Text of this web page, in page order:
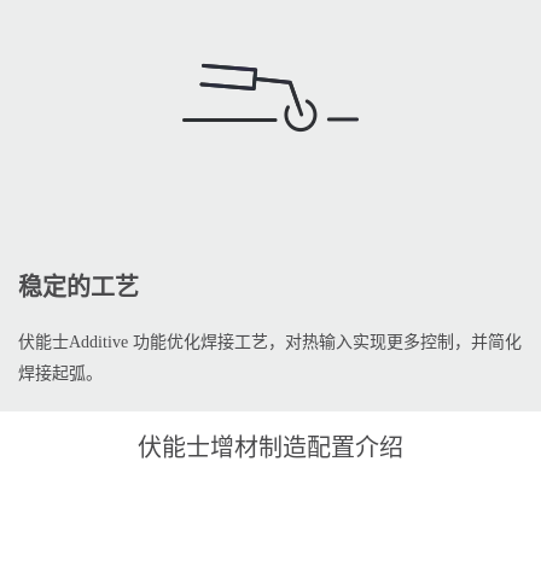
稳定的工艺
伏能士Additive 功能优化焊接工艺，对热输入实现更多控制，并简化
焊接起弧。
伏能士增材制造配置介绍